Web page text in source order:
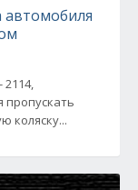
автомобиля
коляску...